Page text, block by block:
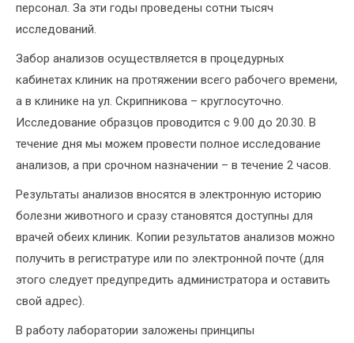
персонал. За эти годы проведены сотни тысяч
исследований.
Забор анализов осуществляется в процедурных
кабинетах клиник на протяжении всего рабочего времени,
а в клинике на ул. Скрипникова – круглосуточно.
Исследование образцов проводится с 9.00 до 20.30. В
течение дня мы можем провести полное исследование
анализов, а при срочном назначении – в течение 2 часов.
Результаты анализов вносятся в электронную историю
болезни животного и сразу становятся доступны для
врачей обеих клиник. Копии результатов анализов можно
получить в регистратуре или по электронной почте (для
этого следует предупредить администратора и оставить
свой адрес).
В работу лаборатории заложены принципы